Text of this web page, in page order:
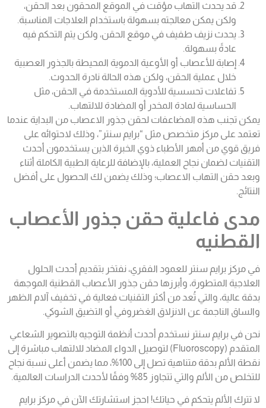
قد يحدث التهاب مؤقت في الموقع المحقون بعد الحقن،
ولكن يمكن معالجته بسهولة باستخدام العلاجات المناسبة.
يحدث نزيف طفيف في موقع الحقن، ولكن يتم التحكم فيه
عادةً بسهولة.
إصابة للأعصاب أو الأوعية الدموية المحيطة بالجذور العصبية
خلال عملية الحقن، ولكن هذه الحالة نادرة الحدوث.
تفاعلات تحسسية للأدوية المستخدمة في الحقن، مثل
الحساسية لمادة المخدر أو المضادة للالتهاب.
يمكن تجنب هذه المضاعفات لحقن جذور الاعصاب من البداية عندما
تعتمد على مركز متخصص مثل “برايم سنتر”، وذلك لاحتوائه على
فريق قوي من أمهر الأطباء ذوي الخبرة الذين يستخدمون أحدث
التقنيات لضمان نجاح العملية، بالإضافة للرعاية الطبية الكاملة أثناء
وبعد حقن التهاب الاعصاب؛ وذلك يضمن لك الحصول على أفضل
النتائج.
مدى فاعلية حقن جذور الأعصاب
القطنيه
في مركز برايم سنتر للعمود الفقري، نفتخر بتقديم أحدث الحلول
العلاجية المتطورة، وأبرزها حقن جذور الأعصاب القطنية الموجهة
بدقة عالية، والتي تُعد من أكثر التقنيات فعالية في تخفيف آلام الظهر
والساق الناجمة عن الانزلاق الغضروفي أو التضيق الشوكي.
نحن في برايم سنتر نستخدم أحدث أنظمة التوجيه بالتصوير الشعاعي
المتقدم (Fluoroscopy) لتوصيل الدواء المضاد للالتهاب مباشرة إلى
نقطة الألم بدقة متناهية تصل إلى 100%، مما يضمن أعلى نسبة نجاح
للتخلص من الألم والتي تتجاوز 85% وفقًا لأحدث الدراسات العالمية.
لا تترك الألم يتحكم في حياتك! احجز استشارتك الآن في مركز برايم